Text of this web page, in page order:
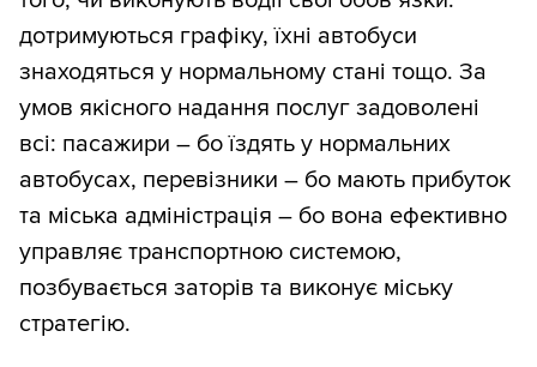
дотримуються графіку, їхні автобуси
знаходяться у нормальному стані тощо. За
умов якісного надання послуг задоволені
всі: пасажири – бо їздять у нормальних
автобусах, перевізники – бо мають прибуток
та міська адміністрація – бо вона ефективно
управляє транспортною системою,
позбувається заторів та виконує міську
стратегію.